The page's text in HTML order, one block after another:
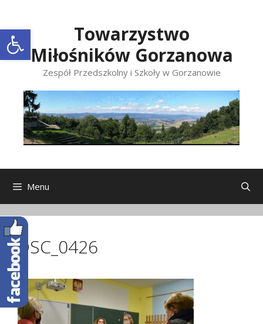
Open toolbar
treści
Towarzystwo
Miłośników Gorzanowa
Zespół Przedszkolny i Szkoły w Gorzanowie
Menu
DSC_0426